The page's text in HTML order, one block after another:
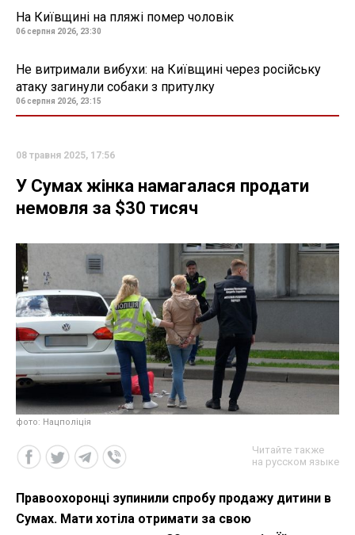
На Київщині на пляжі помер чоловік
06 серпня 2026, 23:30
Не витримали вибухи: на Київщині через російську
атаку загинули собаки з притулку
06 серпня 2026, 23:15
08 травня 2025, 17:56
У Сумах жінка намагалася продати
немовля за $30 тисяч
фото: Нацполіція
Читайте также
на русском языке
Правоохоронці зупинили спробу продажу дитини в
Сумах. Мати хотіла отримати за свою